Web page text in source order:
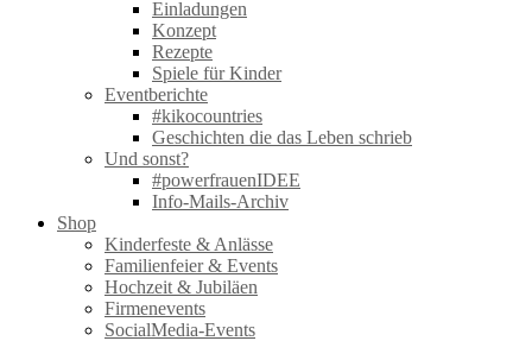
Einladungen
Konzept
Rezepte
Spiele für Kinder
Eventberichte
#kikocountries
Geschichten die das Leben schrieb
Und sonst?
#powerfrauenIDEE
Info-Mails-Archiv
Shop
Kinderfeste & Anlässe
Familienfeier & Events
Hochzeit & Jubiläen
Firmenevents
SocialMedia-Events